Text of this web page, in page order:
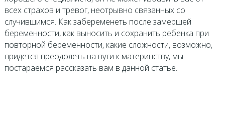
всех страхов и тревог, неотрывно связанных со
случившимся. Как забеременеть после замершей
беременности, как выносить и сохранить ребенка при
повторной беременности, какие сложности, возможно,
придется преодолеть на пути к материнству, мы
постараемся рассказать вам в данной статье.